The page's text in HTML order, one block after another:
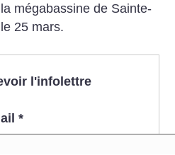
mégabassine de Sainte-
25 mars.
l'infolettre
*